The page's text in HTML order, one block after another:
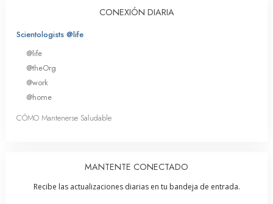
CONEXIÓN DIARIA
Scientologists @life
@life
@theOrg
@work
@home
CÓMO Mantenerse Saludable
MANTENTE CONECTADO
Recibe las actualizaciones diarias en tu bandeja de entrada.